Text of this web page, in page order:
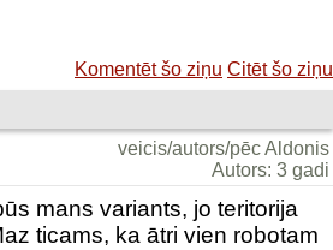
Komentēt šo ziņu Citēt šo ziņu
veicis/autors/pēc Aldonis
Autors: 3 gadi
mans variants, jo teritorija
ticams, ka ātri vien robotam